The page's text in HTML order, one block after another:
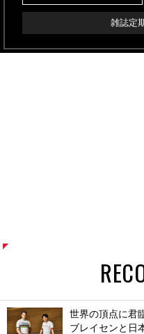
雑誌定
世界の頂点に君
ブレイセンと日